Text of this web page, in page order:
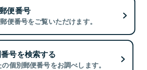
便番号
便番号をご覧いただけます。
号を検索する
個別郵便番号をお調べします。